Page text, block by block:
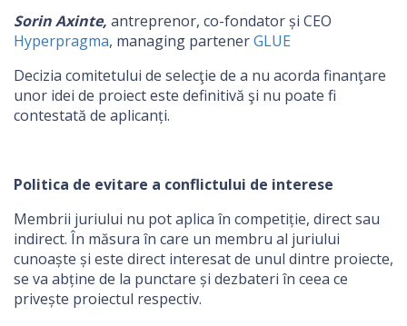
Sorin Axinte, antreprenor, co-fondator și CEO
Hyperpragma, managing partenerGLUE
Decizia comitetului de selecţie de a nu acorda finanţare
unor idei de proiect este definitivă şi nu poate fi
contestată de aplicanți.
Politica de evitare a conflictului de interese
Membrii juriului nu pot aplica în competiție, direct sau
indirect. În măsura în care un membru al juriului
cunoaște și este direct interesat de unul dintre proiecte,
se va abține de la punctare și dezbateri în ceea ce
privește proiectul respectiv.